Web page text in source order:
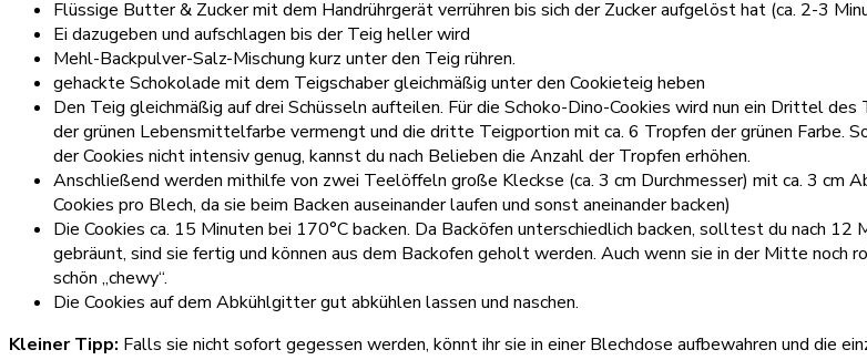
Flüssige Butter & Zucker mit dem Handrührgerät verrühren bis sich der Zucker aufgelöst hat (ca. 2-3
Ei dazugeben und aufschlagen bis der Teig heller wird
Mehl-Backpulver-Salz-Mischung kurz unter den Teig rühren.
gehackte Schokolade mit dem Teigschaber gleichmäßig unter den Cookieteig heben
Den Teig gleichmäßig auf drei Schüsseln aufteilen. Für die Schoko-Dino-Cookies wird nun ein Drittel
der grünen Lebensmittelfarbe vermengt und die dritte Teigportion mit ca. 6 Tropfen der grünen Farbe.
der Cookies nicht intensiv genug, kannst du nach Belieben die Anzahl der Tropfen erhöhen.
Anschließend werden mithilfe von zwei Teelöffeln große Kleckse (ca. 3 cm Durchmesser) mit ca. 3 cm
Cookies pro Blech, da sie beim Backen auseinander laufen und sonst aneinander backen)
Die Cookies ca. 15 Minuten bei 170°C backen. Da Backöfen unterschiedlich backen, solltest du nach
gebräunt, sind sie fertig und können aus dem Backofen geholt werden. Auch wenn sie in der Mitte noch
schön „chewy“.
Die Cookies auf dem Abkühlgitter gut abkühlen lassen und naschen.
Kleiner Tipp: Falls sie nicht sofort gegessen werden, könnt ihr sie in einer Blechdose aufbewahren und die